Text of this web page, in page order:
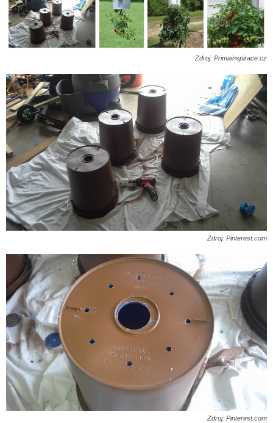
Zdroj: Primainspirace.cz
Zdroj: Pinterest.com
Zdroj: Pinterest.com